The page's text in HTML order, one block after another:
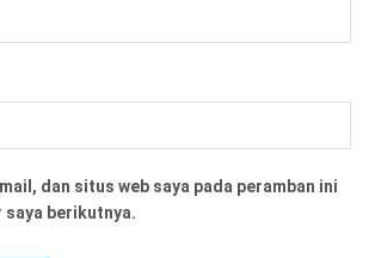
dan situs web saya pada peramban ini
berikutnya.